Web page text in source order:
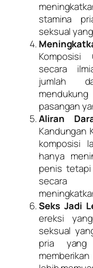
stamina
seksual
Komposisi
secara
jumlah
pasangan
Aliran
Kandungan
komposisi
hanya
penis
secara
Seks Jadi
ereksi
seksual
pria yang